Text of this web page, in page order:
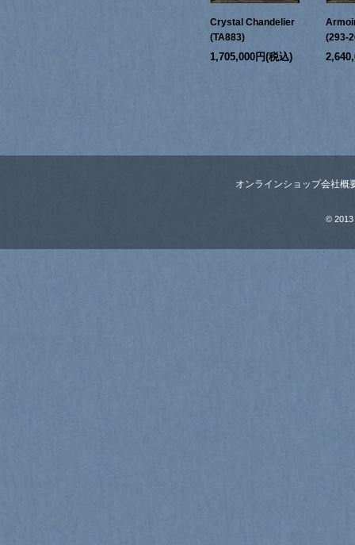
Crystal Chandelier
(TA883)
1,705,000円(税込)
(293-
オンラインショップ会社概
© 2013